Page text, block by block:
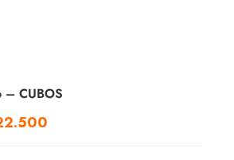
– CUBOS